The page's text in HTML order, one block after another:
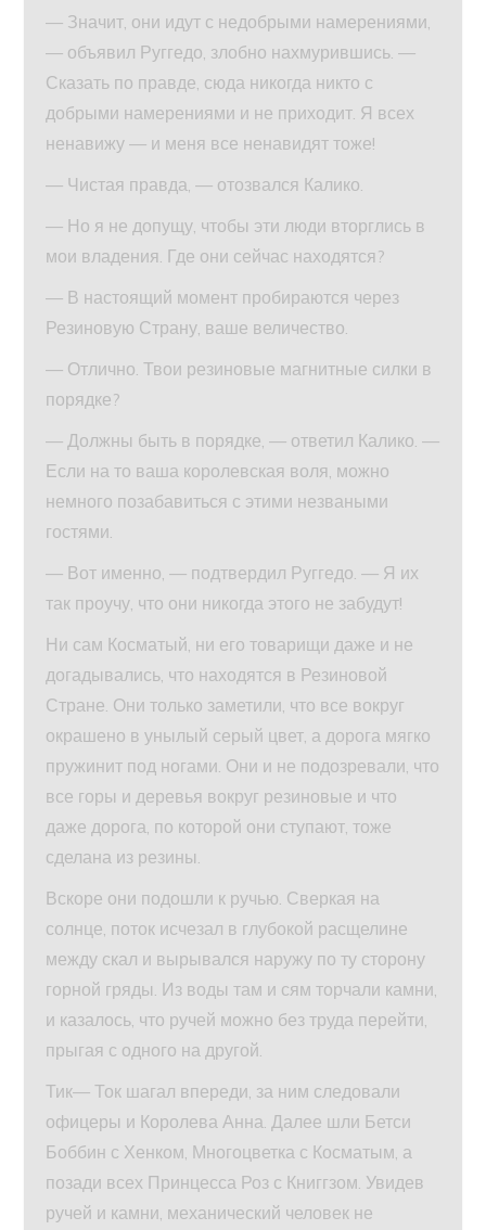
— Значит, они идут с недобрыми намерениями,
— объявил Руггедо, злобно нахмурившись. —
Сказать по правде, сюда никогда никто с
добрыми намерениями и не приходит. Я всех
ненавижу — и меня все ненавидят тоже!
— Чистая правда, — отозвался Калико.
— Но я не допущу, чтобы эти люди вторглись в
мои владения. Где они сейчас находятся?
— В настоящий момент пробираются через
Резиновую Страну, ваше величество.
— Отлично. Твои резиновые магнитные силки в
порядке?
— Должны быть в порядке, — ответил Калико. —
Если на то ваша королевская воля, можно
немного позабавиться с этими незваными
гостями.
— Вот именно, — подтвердил Руггедо. — Я их
так проучу, что они никогда этого не забудут!
Ни сам Косматый, ни его товарищи даже и не
догадывались, что находятся в Резиновой
Стране. Они только заметили, что все вокруг
окрашено в унылый серый цвет, а дорога мягко
пружинит под ногами. Они и не подозревали, что
все горы и деревья вокруг резиновые и что
даже дорога, по которой они ступают, тоже
сделана из резины.
Вскоре они подошли к ручью. Сверкая на
солнце, поток исчезал в глубокой расщелине
между скал и вырывался наружу по ту сторону
горной гряды. Из воды там и сям торчали камни,
и казалось, что ручей можно без труда перейти,
прыгая с одного на другой.
Тик— Ток шагал впереди, за ним следовали
офицеры и Королева Анна. Далее шли Бетси
Боббин с Хенком, Многоцветка с Косматым, а
позади всех Принцесса Роз с Книггзом. Увидев
ручей и камни, механический человек не